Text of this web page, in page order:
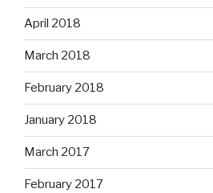
April 2018
March 2018
February 2018
January 2018
March 2017
February 2017